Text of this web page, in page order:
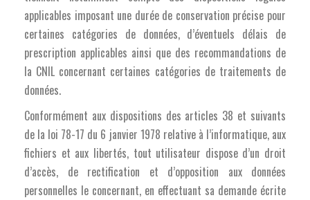
applicables imposant une durée de conservation précise pour
certaines catégories de données, d’éventuels délais de
prescription applicables ainsi que des recommandations de
la CNIL concernant certaines catégories de traitements de
données.
Conformément aux dispositions des articles 38 et suivants
de la loi 78-17 du 6 janvier 1978 relative à l’informatique, aux
fichiers et aux libertés, tout utilisateur dispose d’un droit
d’accès, de rectification et d’opposition aux données
personnelles le concernant, en effectuant sa demande écrite